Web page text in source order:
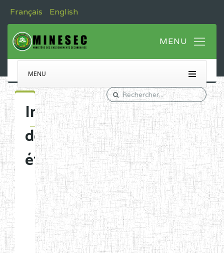
Français English
MENU
Immatriculation
des
établissements
Etablissements
d'enseignement
normal